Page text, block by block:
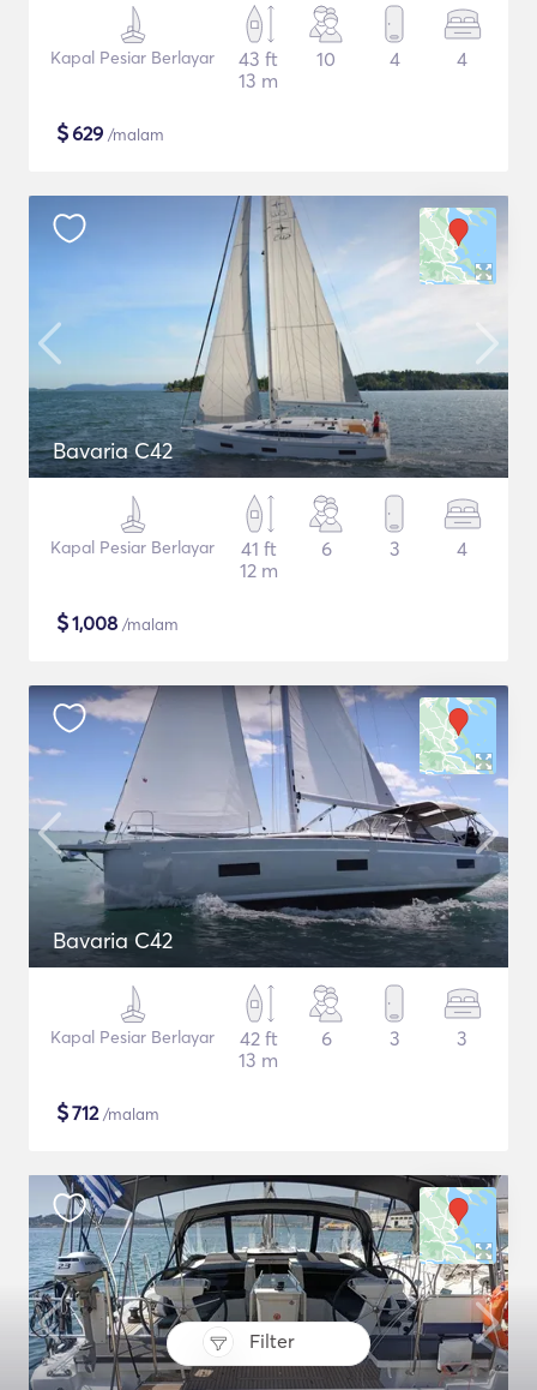
Filter
Kapal Pesiar Berlayar
43 ft
13 m
10 4 4
$629 /malam
Bavaria C42
Kapal Pesiar Berlayar
41 ft
12 m
6 3 4
$1,008 /malam
Bavaria C42
Kapal Pesiar Berlayar
42 ft
13 m
6 3 3
$712/malam